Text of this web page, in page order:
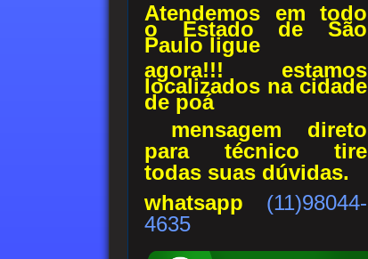
Atendemos em todo
o Estado de São
Paulo ligue
agora!!! estamos
localizados na cidade
de poá
mensagem direto
para técnico tire
todas suas dúvidas.
whatsapp (11)98044-
4635